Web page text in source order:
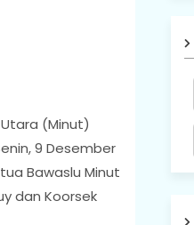
(Minut)
9 Desember
Bawaslu Minut
dan Koorsek